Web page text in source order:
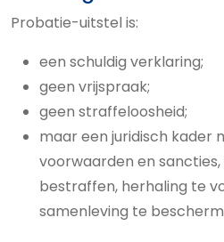
Probatie-uitstel is:
een schuldig verklaring;
geen vrijspraak;
geen straffeloosheid;
maar een juridisch kader
voorwaarden en
bestraffen, herhaling te
samenleving te